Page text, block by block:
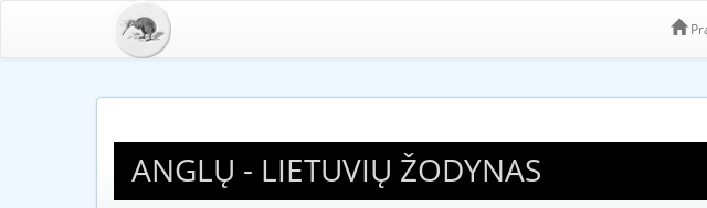
ANGLŲ - LIETUVIŲ ŽODYNAS